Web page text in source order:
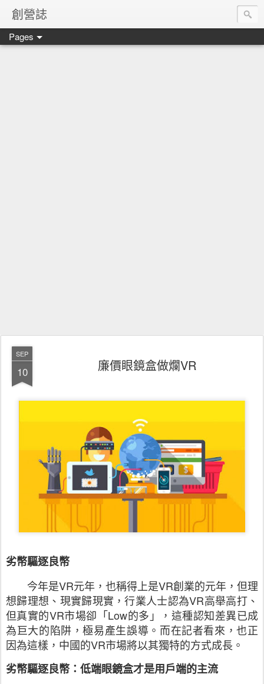
創營誌
Pages
SEP
10 廉價眼鏡盒做爛VR
劣幣驅逐良幣
今年是VR元年，也稱得上是VR創業的元年，但理
想歸理想、現實歸現實，行業人士認為VR高舉高打、
但真實的VR市場卻「Low的多」，這種認知差異已成
為巨大的陷阱，極易產生誤導。而在記者看來，也正
因為這樣，中國的VR市場將以其獨特的方式成長。
劣幣驅逐良幣：低端眼鏡盒才是用戶端的主流